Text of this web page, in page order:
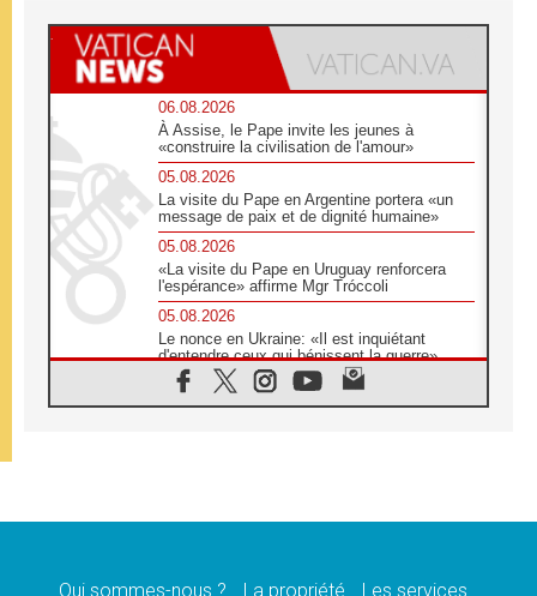
06.08.2026
À Assise, le Pape invite les jeunes à
«construire la civilisation de l'amour»
05.08.2026
La visite du Pape en Argentine portera «un
message de paix et de dignité humaine»
05.08.2026
«La visite du Pape en Uruguay renforcera
l'espérance» affirme Mgr Tróccoli
05.08.2026
Le nonce en Ukraine: «Il est inquiétant
d'entendre ceux qui bénissent la guerre»
05.08.2026
Léon XIV au Pérou, une lueur d'espoir pour
décès du cardinal Júlio Langa
Qui sommes-nous ? La propriété Les services